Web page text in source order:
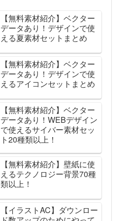
【無料素材紹介】ベクター
データあり！デザインで使
える夏素材セットまとめ
【無料素材紹介】ベクター
データあり！デザインで使
えるアイコンセットまとめ
【無料素材紹介】ベクター
データあり！WEBデザイン
で使えるサイバー素材セッ
ト20種類以上！
【無料素材紹介】壁紙に使
えるテクノロジー背景70種
類以上！
【イラストAC】ダウンロー